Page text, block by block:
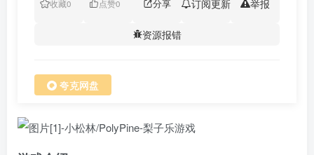
收藏0 点赞0 分享 订阅更新 举报
资源报错
夸克网盘